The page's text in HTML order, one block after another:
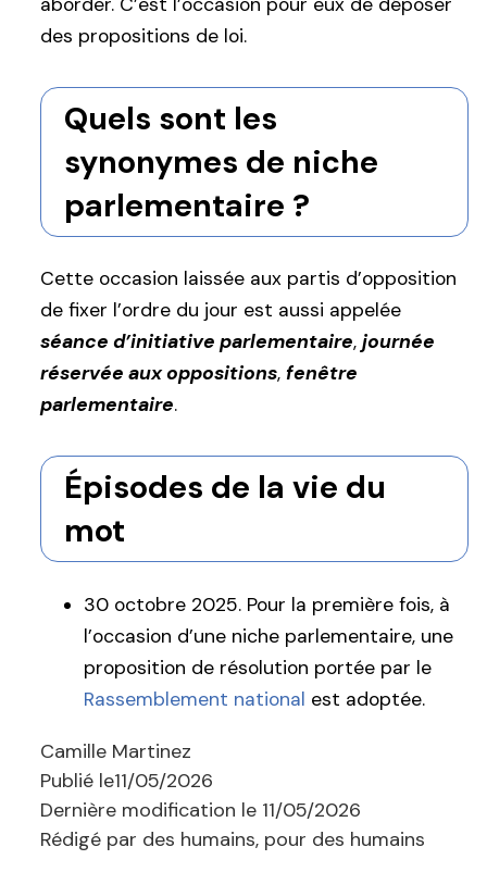
des propositions de loi.
Quels sont les
synonymes de niche
parlementaire ?
Cette occasion laissée aux partis d’opposition
de fixer l’ordre du jour est aussi appelée
séance d’initiative parlementaire, journée
réservée aux oppositions, fenêtre
parlementaire.
Épisodes de la vie du
mot
30 octobre 2025. Pour la première fois, à
l’occasion d’une niche parlementaire, une
proposition de résolution portée par le
Rassemblement national est adoptée.
Camille Martinez
Publié le11/05/2026
Dernière modification le 11/05/2026
Rédigé par des humains, pour des humains